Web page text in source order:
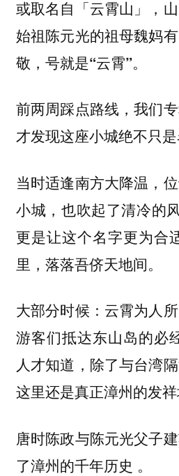
或取名自「云霄山」，
始祖陈元光的祖母魏妈
敬，号就是“云霄”。
前两周踩点路线，我们
才发现这座小城绝不只是
当时适逢南方大降温，
小城，也吹起了清冷的
更是让这个名字更为合
里，落落吾侪天地间。
大部分时候：云霄为人
游客们抵达东山岛的必
人才知道，除了与台湾
这里还是真正漳州的发祥
唐时陈政与陈元光父子
了漳州的千年历史 。